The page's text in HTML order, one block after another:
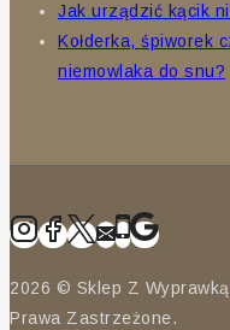
Jak urządzić kącik
Kołderka, śpiworek
niemowlaka do snu?
2026 © Sklep Z
Prawa Zastrzeżone.